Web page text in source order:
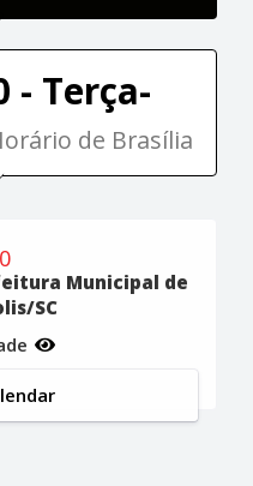
- Terça-
de Brasília
Municipal de
SC